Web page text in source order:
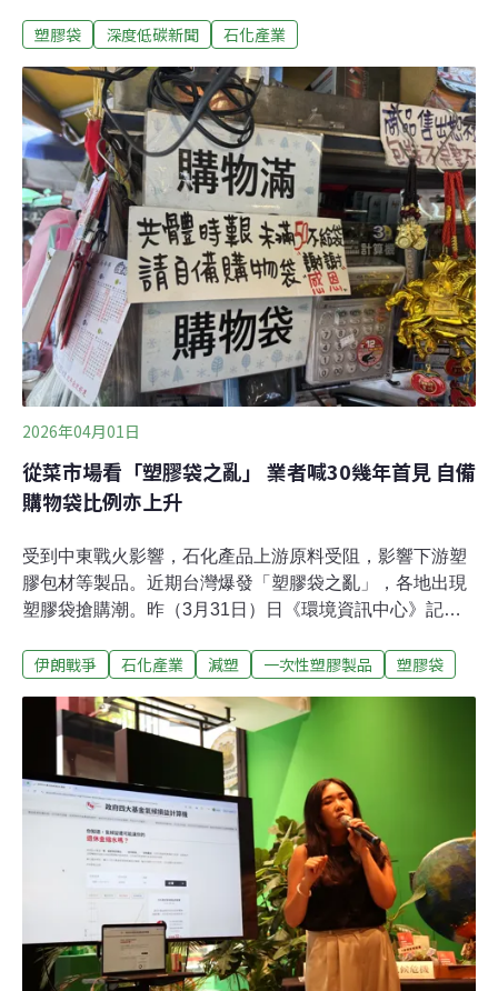
剩。環境權保障基金會表示，短期聚乙烯出口大增，應是
搶貨。不過環權會警告，政府增加產量的因應措施，反而
可能成為少數廠商「前方吃緊、後方緊吃」，獲取出口暴
利的墊腳石，更把石化產業污染留在國內。台灣缺塑膠
嗎？ 3月塑膠出口達5年內次高伊朗戰爭造成國際原油供給
失衡，3月開始出現塑膠袋量少價漲的狀況。經濟部本月4
日啟動「塑膠袋平價專案」，每月增加5500噸聚乙烯，約
可生產約12.5億個一斤塑膠袋。不過根據財政部海關進出
口統計，乙烯聚合物在戰事爆發後的今年3月，出口量（9
萬3142公噸）較去（2025）年同期增加逾26%，是近五年
內的新高紀錄，上一個高
塑膠袋 深度低碳新聞 石化產業
2026年04月01日
從菜市場看「塑膠袋之亂」 業者喊30幾年首見 自備
購物袋比例亦上升
受到中東戰火影響，石化產品上游原料受阻，影響下游塑
膠包材等製品。近期台灣爆發「塑膠袋之亂」，各地出現
塑膠袋搶購潮。昨（3月31日）日《環境資訊中心》記者
塑膠袋價格約22元，最近已經漲到28～29元左右，且持續
常用的透明方形耐熱袋，漲幅快逼近一倍。幾乎所有攤販
都不約而同表示，塑膠袋供應商都曾放話「下個月會更
貴」。市場、小吃店塑膠袋大漲 上游嚴重缺貨「有錢也買
不到」生活雜貨店家也觀察到，進貨成本漲價，售價也被
迫調漲反應。而且影響範圍涵蓋任何塑膠相關製品，不論
是紅白背心袋、透明耐熱袋，甚至是連保鮮膜、垃圾袋、
塑膠手套等都漲價。即便如此，最近來買塑膠袋的人還是
越來越多。撇除價格，更嚴重的問題是缺貨，市場攤販們
苦笑「有錢也買不到」。不願具名的塑膠製品批發商受訪
透露，因為缺少原料，甚至有聽說上游的小工
伊朗戰爭 石化產業 減塑 一次性塑膠製品 塑膠袋